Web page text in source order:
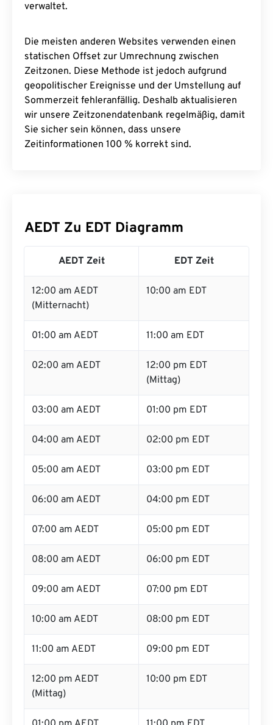
verwaltet.
Die meisten anderen Websites verwenden einen
statischen Offset zur Umrechnung zwischen
Zeitzonen. Diese Methode ist jedoch aufgrund
geopolitischer Ereignisse und der Umstellung auf
Sommerzeit fehleranfällig. Deshalb aktualisieren
wir unsere Zeitzonendatenbank regelmäßig, damit
Sie sicher sein können, dass unsere
Zeitinformationen 100 % korrekt sind.
AEDT Zu EDT Diagramm
AEDT Zeit EDT Zeit
12:00 am AEDT
(Mitternacht)
10:00 am EDT
01:00 am AEDT 11:00 am EDT
02:00 am AEDT
12:00 pm EDT
(Mittag)
03:00 am AEDT 01:00 pm EDT
04:00 am AEDT 02:00 pm EDT
05:00 am AEDT 03:00 pm EDT
06:00 am AEDT 04:00 pm EDT
07:00 am AEDT 05:00 pm EDT
08:00 am AEDT 06:00 pm EDT
09:00 am AEDT 07:00 pm EDT
10:00 am AEDT 08:00 pm EDT
11:00 am AEDT 09:00 pm EDT
12:00 pm AEDT
(Mittag)
10:00 pm EDT